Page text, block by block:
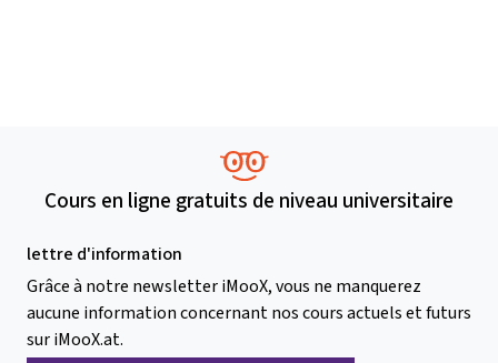
Cours en ligne gratuits de niveau universitaire
lettre d'information
Grâce à notre newsletter iMooX, vous ne manquerez
aucune information concernant nos cours actuels et futurs
sur iMooX.at.